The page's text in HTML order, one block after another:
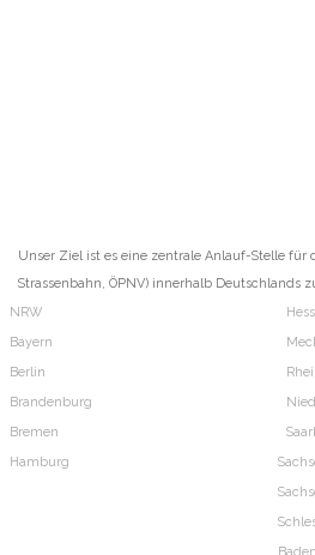
Unser Ziel ist es eine zentrale Anlauf-Stelle für
Strassenbahn, ÖPNV) innerhalb Deutschlands
NRW
Bayern
Berlin
Brandenburg
Bremen
Hamburg